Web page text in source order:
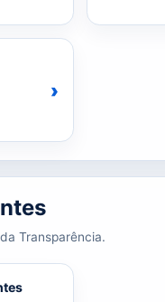
›
Transparência.